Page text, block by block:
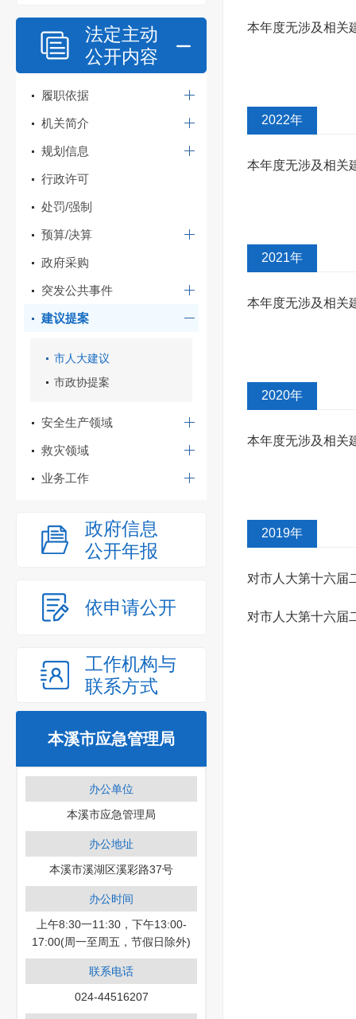
法定主动
公开内容
履职依据
机关简介
规划信息
行政许可
处罚/强制
预算/决算
政府采购
突发公共事件
建议提案
市人大建议
市政协提案
安全生产领域
救灾领域
业务工作
政府信息
公开年报
依申请公开
工作机构与
联系方式
本溪市应急管理局
办公单位
本溪市应急管理局
办公地址
本溪市溪湖区溪彩路37号
办公时间
上午8:30一11:30，下午13:00-
17:00(周一至周五，节假日除外)
联系电话
024-44516207
本年度无涉及相关
2022年
本年度无涉及相关
2021年
本年度无涉及相关
2020年
本年度无涉及相关
2019年
对市人大第十六届
复
对市人大第十六届